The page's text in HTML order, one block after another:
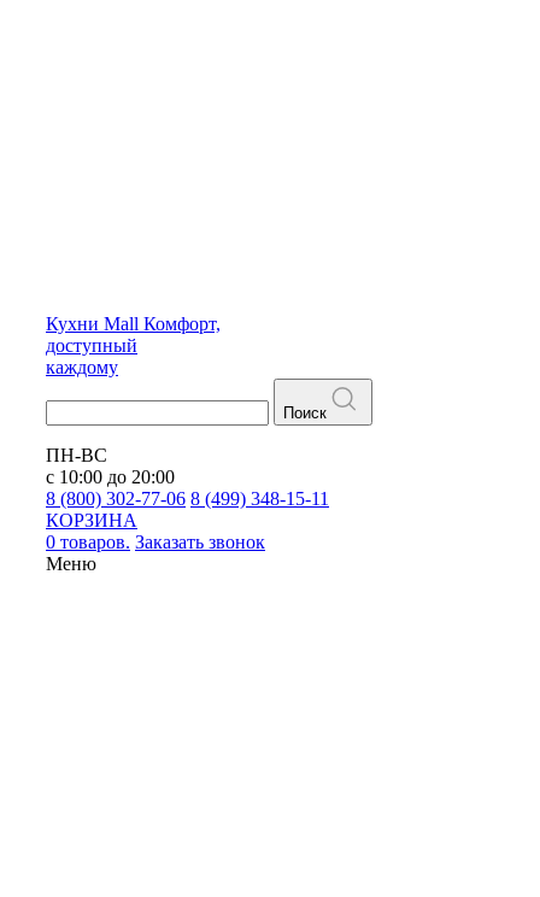
Кухни Mall Комфорт,
доступный
каждому
Поиск
ПН-ВС
с 10:00 до 20:00
8 (800) 302-77-06 8 (499) 348-15-11
КОРЗИНА
0 товаров. Заказать звонок
Меню